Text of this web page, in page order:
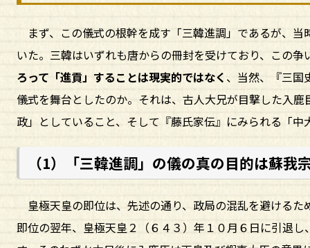
まず、この儀式の根幹を成す「三韓進調」であるが、
いた。三韓はいずれも唐からの冊封を受けており、この
ろって「進貢」することは現実的ではなく 、当然、『三国
儀式を舞台としたのか。それは、古人大兄が目撃した入
政」としていること、そして『藤氏家伝』にみられる「
（1）「三韓進調」の儀の真の目的は蘇我
皇極天皇の即位は、先述の通り、政局の混乱を避ける
即位の翌年、皇極天皇２（６４３）年１０月６日に引退し